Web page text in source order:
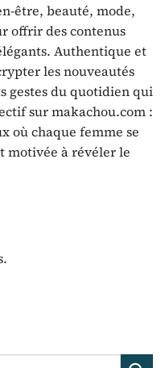
être, beauté, mode,
offrir des contenus
Authentique et
les nouveautés
gestes du quotidien qui
sur makachou.com :
où chaque femme se
motivée à révéler le